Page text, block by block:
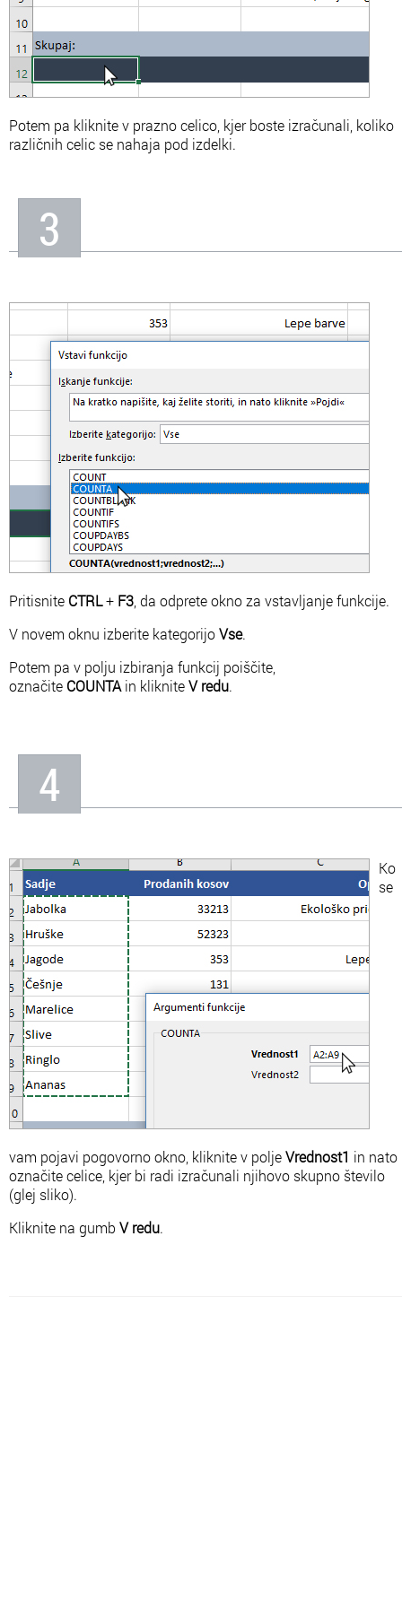
Potem pa kliknite v prazno celico, kjer boste izračunali, koliko
različnih celic se nahaja pod izdelki.
3
Pritisnite CTRL+ F3 , da odprete okno za vstavljanje funkcije.
V novem oknu izberite kategorijoVse.
Potem pa v polju izbiranja funkcij poiščite,
označite COUNTA in klikniteV redu.
4
Ko
se
vam pojavi pogovorno okno, kliknite v poljeVrednost1 in nato
označite celice, kjer bi radi izračunali njihovo skupno število
(glej sliko).
Kliknite na gumb V redu.